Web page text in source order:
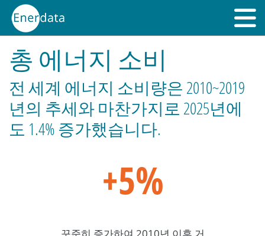
총 에너지 소비
전 세계 에너지 소비량은 2010~2019
년의 추세와 마찬가지로 2025년에
도 1.4% 증가했습니다.
+5%
꾸준히 증가하여 2010년 이후 거